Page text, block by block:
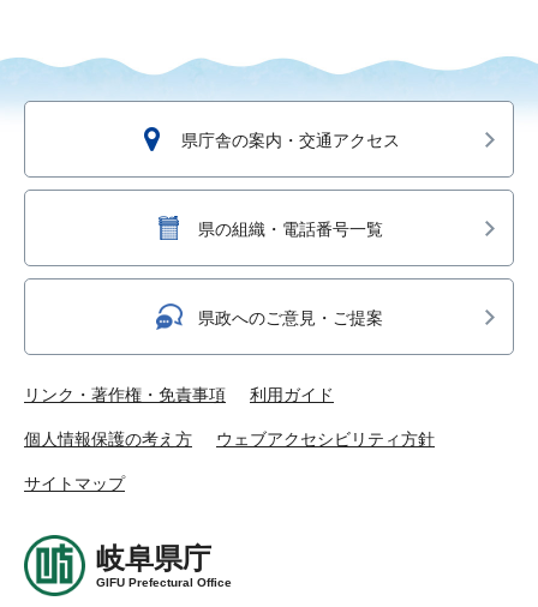
県庁舎の案内・交通アクセス
県の組織・電話番号一覧
県政へのご意見・ご提案
リンク・著作権・免責事項 利用ガイド
個人情報保護の考え方 ウェブアクセシビリティ方針
サイトマップ
岐阜県庁
GIFU Prefectural Office